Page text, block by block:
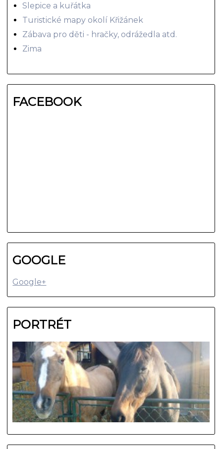
Slepice a kuřátka
Turistické mapy okolí Křižánek
Zábava pro děti - hračky, odrážedla atd.
Zima
FACEBOOK
GOOGLE
Google+
PORTRÉT